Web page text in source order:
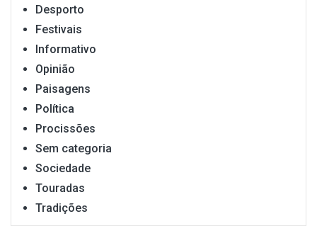
Desporto
Festivais
Informativo
Opinião
Paisagens
Política
Procissões
Sem categoria
Sociedade
Touradas
Tradições